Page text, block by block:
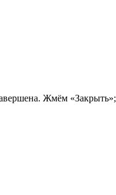
Жмём «Закрыть»;